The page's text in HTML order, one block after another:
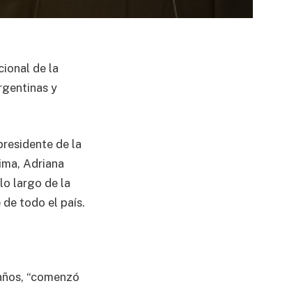
de la
y
de la
Adriana
largo de la
todo el país.
“comenzó